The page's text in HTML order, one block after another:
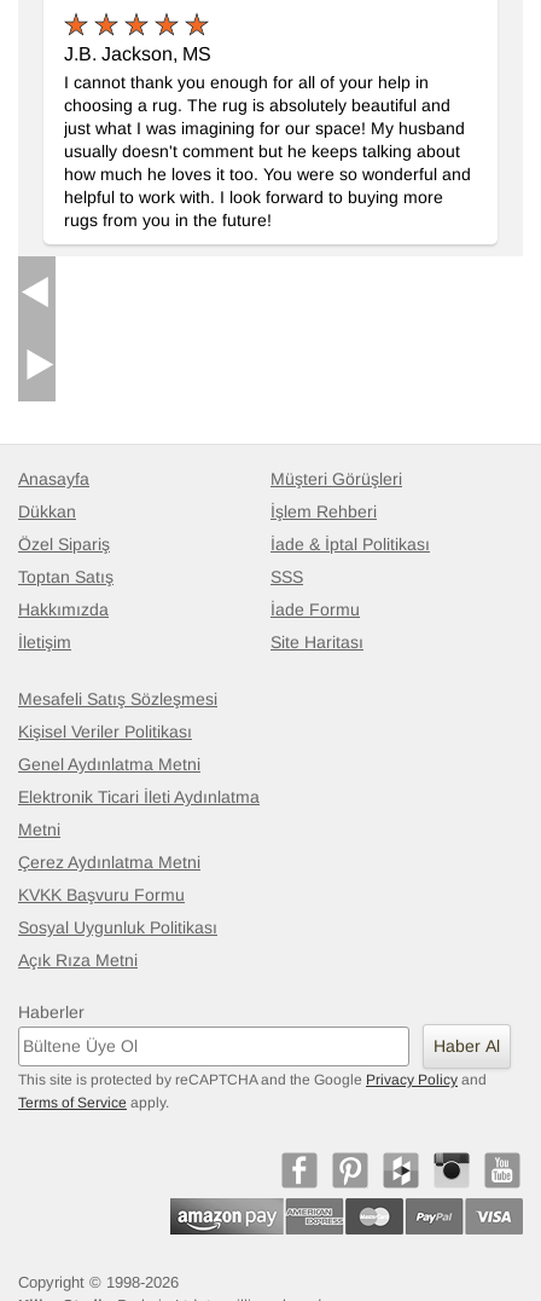
Yeni El Dokuma Uşak Halısı
247 cm x 311 cm
127.970TL
J.B. Jackson, MS
I cannot thank you enough for all of your help in
choosing a rug. The rug is absolutely beautiful and
just what I was imagining for our space! My husband
usually doesn't comment but he keeps talking about
how much he loves it too. You were so wonderful and
helpful to work with. I look forward to buying more
rugs from you in the future!
Anasayfa
Dükkan
Özel Sipariş
Toptan Satış
Hakkımızda
İletişim
Müşteri Görüşleri
İşlem Rehberi
İade & İptal Politikası
SSS
İade Formu
Site Haritası
Mesafeli Satış Sözleşmesi
Kişisel Veriler Politikası
Genel Aydınlatma Metni
Elektronik Ticari İleti Aydınlatma
Metni
Çerez Aydınlatma Metni
KVKK Başvuru Formu
Sosyal Uygunluk Politikası
Açık Rıza Metni
Haberler
Haber Al
This site is protected by reCAPTCHA and the Google Privacy Policy and
Terms of Service apply.
Copyright © 1998-2026